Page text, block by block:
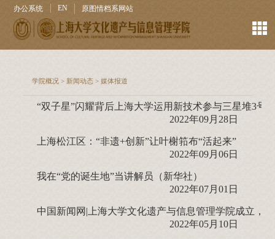
办公系统 EN 原图情档系网站
学院概况 > 新闻动态 >媒体报道
“双子星”闪耀背后上海大学运用新技术参与三星堆3号
2022年09月28日
上海松江区：“非遗+创新”让叶榭筘布“活起来”
2022年09月06日
我在“党的诞生地”当讲解员（新华社）
2022年07月01日
中国新闻网|上海大学文化遗产与信息管理学院成立，
2022年05月10日